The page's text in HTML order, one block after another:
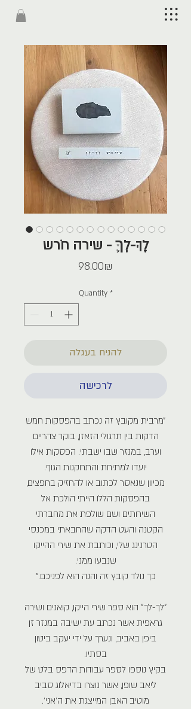
לֶךְ-לְךָ֛ - שירה חֹרש
‏98.00 ‏₪
Quantity *
להניח בעגלה
לרכישה
״מרבית מקובץ זה נכתב בהפסקות חמש
הדקות בין תרגולי הזאזן, בוקר צהריים
וערב, במנזר שבו ישבתי. הפסקות אילו
יועדו למתיחת והתרוקנות הגוף.
מכיוון שנאסר לכתוב או להחזיק בחפצים,
בהפסקות הללו הייתי הולכת אל
השירותים ושם שולפת את מחברתי
הקטנה והעט הדקה שהחבאתי במכנסי
הטרנינג שלי, וכותבת את שירי ההייקו
שנבעו ממני.
כך נולד קובץ זה והנה הוא לפניכם."
״לך-לך״ הוא ספר שירי הייקו, קואנים ושירה
גראפית אשר נכתב עת ישיבה במנזר זן
ביפן באביב, ונערך על ידי יעקב ביטון
בסתיו.
בקיץ נוספו לספר עבודות הדפס בלט של
ליאב שופן, אשר נוצרו בדיאלוג סביב
מוטיב האבן המייצגת את ה׳אני׳.